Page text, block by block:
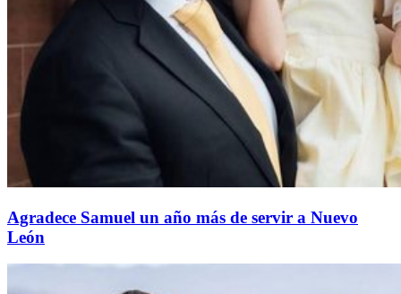
Agradece Samuel un año más de servir a Nuevo
León